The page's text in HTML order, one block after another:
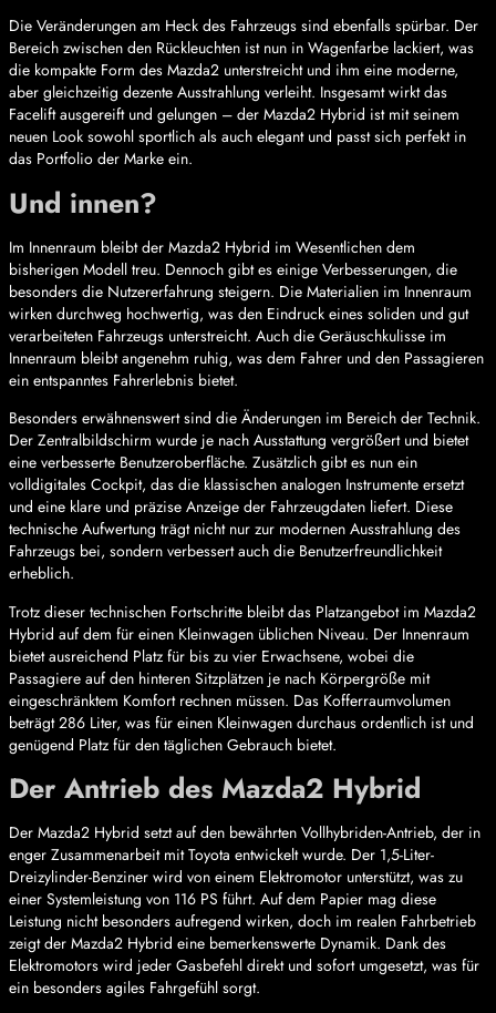
Die Veränderungen am Heck des Fahrzeugs sind ebenfalls spürbar. Der
Bereich zwischen den Rückleuchten ist nun in Wagenfarbe lackiert, was
die kompakte Form des Mazda2 unterstreicht und ihm eine moderne,
aber gleichzeitig dezente Ausstrahlung verleiht. Insgesamt wirkt das
Facelift ausgereift und gelungen – der Mazda2 Hybrid ist mit seinem
neuen Look sowohl sportlich als auch elegant und passt sich perfekt in
das Portfolio der Marke ein.
Und innen?
Im Innenraum bleibt der Mazda2 Hybrid im Wesentlichen dem
bisherigen Modell treu. Dennoch gibt es einige Verbesserungen, die
besonders die Nutzererfahrung steigern. Die Materialien im Innenraum
wirken durchweg hochwertig, was den Eindruck eines soliden und gut
verarbeiteten Fahrzeugs unterstreicht. Auch die Geräuschkulisse im
Innenraum bleibt angenehm ruhig, was dem Fahrer und den Passagieren
ein entspanntes Fahrerlebnis bietet.
Besonders erwähnenswert sind die Änderungen im Bereich der Technik.
Der Zentralbildschirm wurde je nach Ausstattung vergrößert und bietet
eine verbesserte Benutzeroberfläche. Zusätzlich gibt es nun ein
volldigitales Cockpit, das die klassischen analogen Instrumente ersetzt
und eine klare und präzise Anzeige der Fahrzeugdaten liefert. Diese
technische Aufwertung trägt nicht nur zur modernen Ausstrahlung des
Fahrzeugs bei, sondern verbessert auch die Benutzerfreundlichkeit
erheblich.
Trotz dieser technischen Fortschritte bleibt das Platzangebot im Mazda2
Hybrid auf dem für einen Kleinwagen üblichen Niveau. Der Innenraum
bietet ausreichend Platz für bis zu vier Erwachsene, wobei die
Passagiere auf den hinteren Sitzplätzen je nach Körpergröße mit
eingeschränktem Komfort rechnen müssen. Das Kofferraumvolumen
beträgt 286 Liter, was für einen Kleinwagen durchaus ordentlich ist und
genügend Platz für den täglichen Gebrauch bietet.
Der Antrieb des Mazda2 Hybrid
Der Mazda2 Hybrid setzt auf den bewährten Vollhybriden-Antrieb, der in
enger Zusammenarbeit mit Toyota entwickelt wurde. Der 1,5-Liter-
Dreizylinder-Benziner wird von einem Elektromotor unterstützt, was zu
einer Systemleistung von 116 PS führt. Auf dem Papier mag diese
Leistung nicht besonders aufregend wirken, doch im realen Fahrbetrieb
zeigt der Mazda2 Hybrid eine bemerkenswerte Dynamik. Dank des
Elektromotors wird jeder Gasbefehl direkt und sofort umgesetzt, was für
ein besonders agiles Fahrgefühl sorgt.